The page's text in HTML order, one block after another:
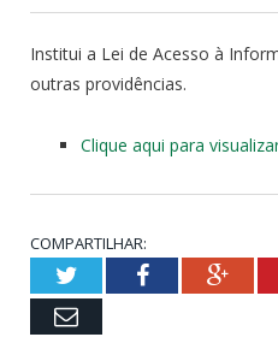
Institui a Lei de Acesso à
outras providências.
Clique aqui para
COMPARTILHAR:
TwitterFacebook
Email